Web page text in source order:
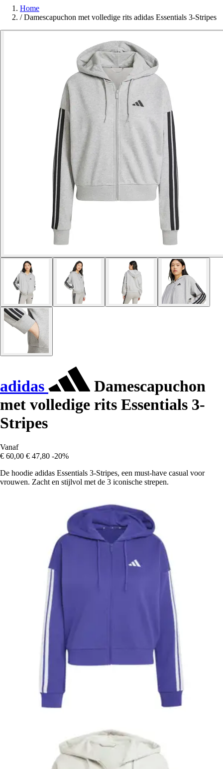
Home
/ Damescapuchon met volledige rits adidas Essentials 3-Stripes
adidas
Damescapuchon
met volledige rits Essentials 3-
Stripes
Vanaf
€ 60,00 € 47,80 -20%
De hoodie adidas Essentials 3-Stripes, een must-have casual voor
vrouwen. Zacht en stijlvol met de 3 iconische strepen.